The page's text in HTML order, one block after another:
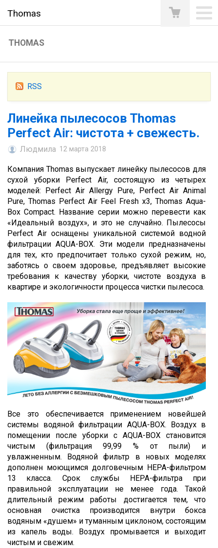
Thomas
THOMAS
RSS
Линейка пылесосов Thomas
Perfect Air: чистота + свежесть.
Людмила 12 марта 2018
Компания Thomas выпускает линейку пылесосов для
сухой уборки Perfect Air, состоящую из четырех
моделей: Perfect Air Allergy Pure, Perfect Air Animal
Pure, Thomas Perfect Air Feel Fresh x3, Thomas Aqua-
Box Compact. Название серии можно перевести как
«Идеальный воздух», и это не случайно. Пылесосы
Perfect Air оснащены уникальной системой водной
фильтрации AQUA-BOX. Эти модели предназначены
для тех, кто предпочитает только сухой режим, но,
заботясь о своем здоровье, предъявляет высокие
требования к качеству уборки, чистоте воздуха в
квартире и экологичности процесса чистки пылесоса.
Все это обеспечивается применением новейшей
системы водяной фильтрации AQUA-BOX. Воздух в
помещении после уборки с AQUA-BOX становится
чистым (фильтрация 99,99 % от пыли) и
увлажненным. Водяной фильтр в новых моделях
дополнен моющимся долговечным HEPA-фильтром
13 класса. Срок службы НЕРА-фильтра при
правильной эксплуатации не менее года. Такой
длительный режим работы достигается тем, что
основная очистка производится внутри бокса
водяным «душем» и туманным циклоном, состоящим
из капель воды. Воздух промывается и выходит
чистым и свежим.